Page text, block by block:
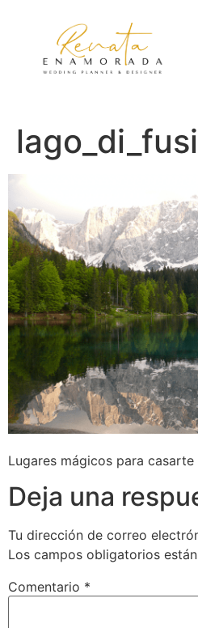
Lugares mágicos para casarte
Deja una
Tu dirección de correo
Los campos obligatorios
Comentario *